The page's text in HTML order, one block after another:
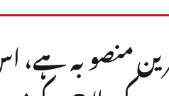
منصوبہ ہے،